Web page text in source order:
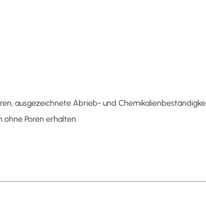
ausgezeichnete Abrieb- und
Poren erhalten.